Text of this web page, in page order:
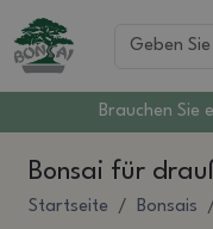
Brauchen Sie
Bonsai für
Startseite Bonsais